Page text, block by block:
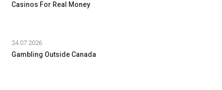
Casinos For Real Money
24.07.2026
Gambling Outside Canada